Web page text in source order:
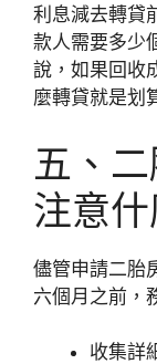
利息減去轉貸
款人需要多少
說，如果回收
麼轉貸就是划
五、
注意什
儘管申請二胎
六個月之前，
收集詳